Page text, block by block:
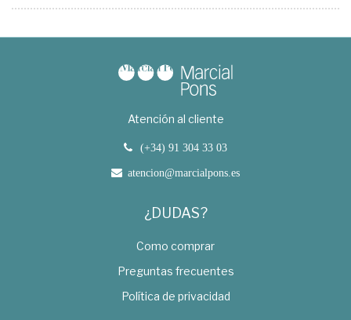
Atención al cliente
(+34) 91 304 33 03
atencion@marcialpons.es
¿DUDAS?
Como comprar
Preguntas frecuentes
Política de privacidad